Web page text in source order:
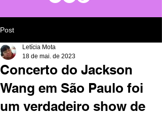
Post
Concerto do Jackson
Wang em São Paulo foi
um verdadeiro show de
Letícia Mota
18 de mai. de 2023